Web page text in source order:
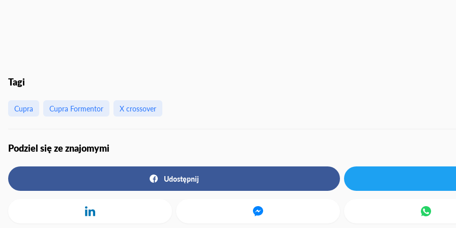
Tagi
Cupra Cupra Formentor X crossover
Podziel się ze znajomymi
Udostępnij